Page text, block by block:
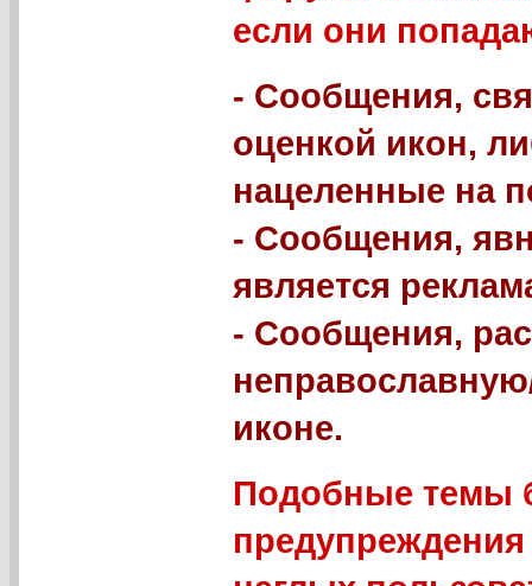
если они
- Сообщения,
оценкой икон,
нацеленные на
- Сообщения,
является
- Сообщения,
иконе.
Подобные темы